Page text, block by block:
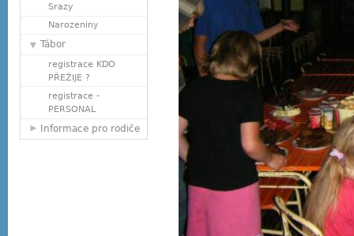
Srazy
Narozeniny
Tábor
registrace KDO
PŘEŽIJE ?
registrace -
PERSONAL
Informace pro rodiče